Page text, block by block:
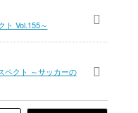
ト Vol.155～
ペクト ～サッカーの